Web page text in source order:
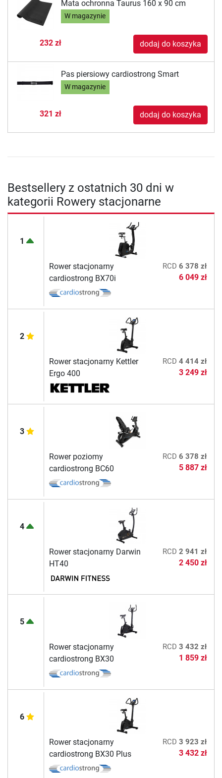
Mata ochronna Taurus 160 x 90 cm
W magazynie
232 zł dodaj do koszyka
Pas piersiowy cardiostrong Smart
W magazynie
321 zł dodaj do koszyka
Bestsellery z ostatnich 30 dni w
kategorii Rowery stacjonarne
1
Rower stacjonarny
cardiostrong BX70i
RCD 6 378 zł
6 049 zł
2
Rower stacjonarny Kettler
Ergo 400
RCD 4 414 zł
3 249 zł
3
Rower poziomy
cardiostrong BC60
RCD 6 378 zł
5 887 zł
4
Rower stacjonarny Darwin
HT40
RCD 2 941 zł
2 450 zł
5
Rower stacjonarny
cardiostrong BX30
RCD 3 432 zł
1 859 zł
6
Rower stacjonarny
cardiostrong BX30 Plus
RCD 3 923 zł
3 432 zł